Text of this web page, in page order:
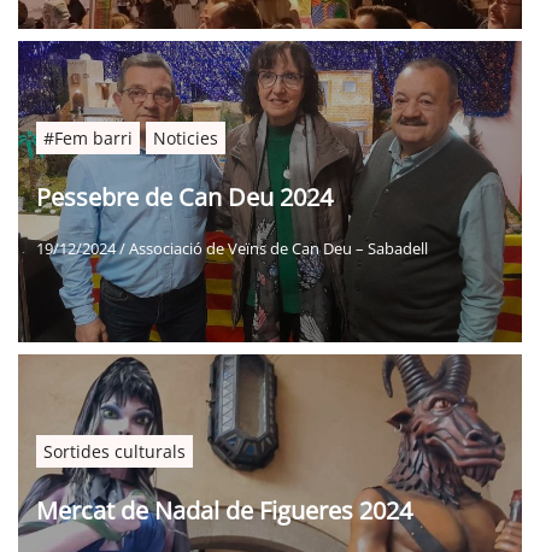
#Fem barri Noticies
Pessebre de Can Deu 2024
19/12/2024/Associació de Veïns de Can Deu – Sabadell
Sortides culturals
Mercat de Nadal de Figueres 2024